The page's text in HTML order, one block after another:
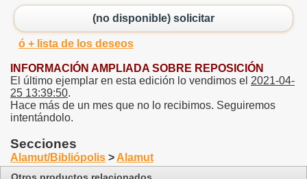
(no disponible) solicitar
ó + lista de los deseos
INFORMACIÓN AMPLIADA SOBRE REPOSICIÓN
El último ejemplar en esta edición lo vendimos el 2021-04-
25 13:39:50.
Hace más de un mes que no lo recibimos. Seguiremos
intentándolo.
Secciones
Alamut/Bibliópolis > Alamut